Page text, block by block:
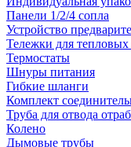
Панели 1/2/4 сопла
Устройство
Тележки для
Термостаты
Шнуры питания
Гибкие шланги
Комплект
Труба для отвода
Колено
Дымовые трубы